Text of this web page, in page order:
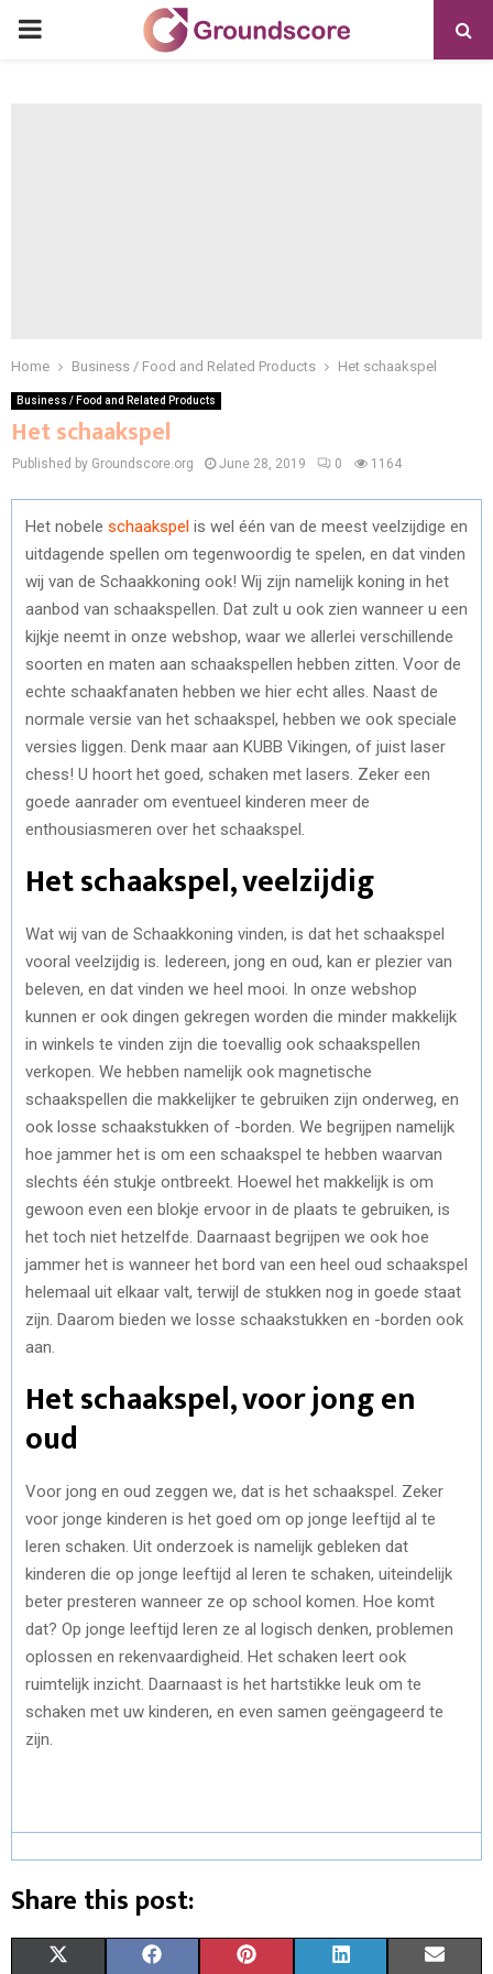
PRIMARY
Home Business / Food and Related Products Het schaakspel
Business / Food and Related Products
Het schaakspel
Published by Groundscore.org June 28, 2019 0 1164
Het nobele schaakspel is wel één van de meest veelzijdige en
uitdagende spellen om tegenwoordig te spelen, en dat vinden
wij van de Schaakkoning ook! Wij zijn namelijk koning in het
aanbod van schaakspellen. Dat zult u ook zien wanneer u een
kijkje neemt in onze webshop, waar we allerlei verschillende
soorten en maten aan schaakspellen hebben zitten. Voor de
echte schaakfanaten hebben we hier echt alles. Naast de
normale versie van het schaakspel, hebben we ook speciale
versies liggen. Denk maar aan KUBB Vikingen, of juist laser
chess! U hoort het goed, schaken met lasers. Zeker een
goede aanrader om eventueel kinderen meer de
enthousiasmeren over het schaakspel.
Het schaakspel, veelzijdig
Wat wij van de Schaakkoning vinden, is dat het schaakspel
vooral veelzijdig is. Iedereen, jong en oud, kan er plezier van
beleven, en dat vinden we heel mooi. In onze webshop
kunnen er ook dingen gekregen worden die minder makkelijk
in winkels te vinden zijn die toevallig ook schaakspellen
verkopen. We hebben namelijk ook magnetische
schaakspellen die makkelijker te gebruiken zijn onderweg, en
ook losse schaakstukken of -borden. We begrijpen namelijk
hoe jammer het is om een schaakspel te hebben waarvan
slechts één stukje ontbreekt. Hoewel het makkelijk is om
gewoon even een blokje ervoor in de plaats te gebruiken, is
het toch niet hetzelfde. Daarnaast begrijpen we ook hoe
jammer het is wanneer het bord van een heel oud schaakspel
helemaal uit elkaar valt, terwijl de stukken nog in goede staat
zijn. Daarom bieden we losse schaakstukken en -borden ook
aan.
Het schaakspel, voor jong en
oud
Voor jong en oud zeggen we, dat is het schaakspel. Zeker
voor jonge kinderen is het goed om op jonge leeftijd al te
leren schaken. Uit onderzoek is namelijk gebleken dat
kinderen die op jonge leeftijd al leren te schaken, uiteindelijk
beter presteren wanneer ze op school komen. Hoe komt
dat? Op jonge leeftijd leren ze al logisch denken, problemen
oplossen en rekenvaardigheid. Het schaken leert ook
ruimtelijk inzicht. Daarnaast is het hartstikke leuk om te
schaken met uw kinderen, en even samen geëngageerd te
zijn.
Share this post: